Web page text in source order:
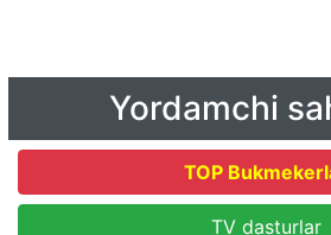
Yordamchi
TOP
TV dasturlar